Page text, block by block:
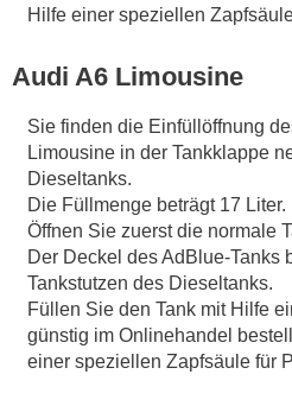
Hilfe einer speziellen
Audi A6 Limousine
Sie finden die Einfüllöffnung
Limousine in der Tankklappe
Dieseltanks.
Die Füllmenge beträgt 17 Liter.
Öffnen Sie zuerst die normale
Der Deckel des AdBlue-Tanks
Tankstutzen des Dieseltanks.
Füllen Sie den Tank mit Hilfe
günstig im Onlinehandel
einer speziellen Zapfsäule für